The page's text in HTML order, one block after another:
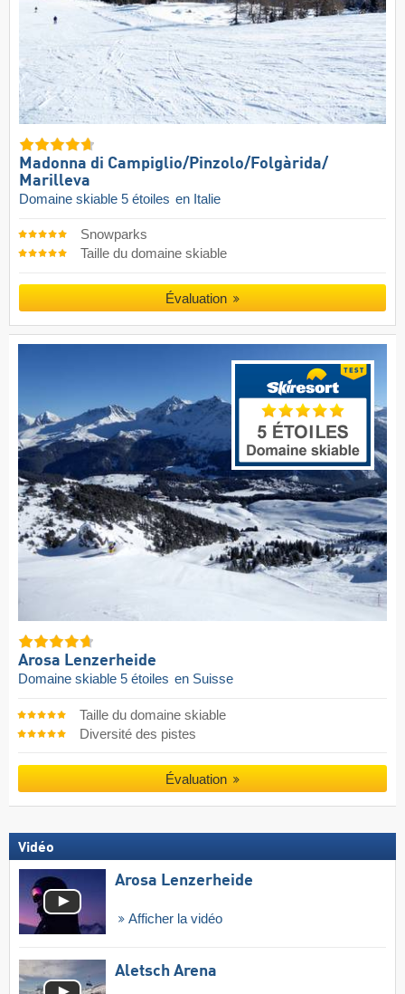
Madonna di Campiglio/​Pinzolo/​Folgàrida/​
Marilleva
Domaine skiable 5 étoiles en Italie
Snowparks
Taille du domaine skiable
Évaluation
Arosa Lenzerheide
Domaine skiable 5 étoiles en Suisse
Taille du domaine skiable
Diversité des pistes
Évaluation
Vidéo
Arosa Lenzerheide
Afficher la vidéo
Aletsch Arena